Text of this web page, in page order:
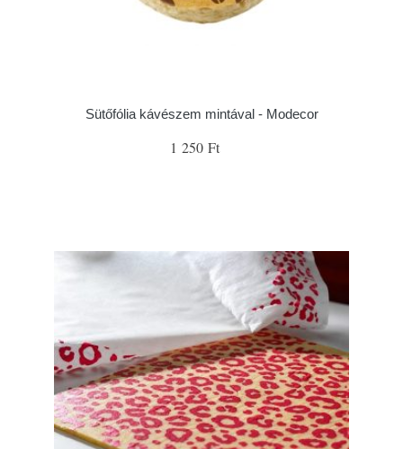
Sütőfólia kávészem mintával - Modecor
1 250 Ft